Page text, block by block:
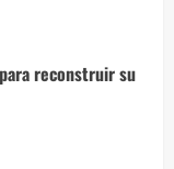
reconstruir su